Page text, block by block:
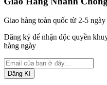
Giao hàng toàn quốc từ 2-5 ngày
Đăng ký để nhận độc quyền
hàng ngày